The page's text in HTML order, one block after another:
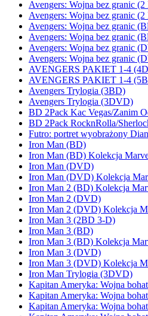
Avengers: Wojna bez granic
Avengers: Wojna bez granic
Avengers: Wojna bez granic
Avengers: Wojna bez granic
Avengers: Wojna bez granic
Avengers: Wojna bez granic
AVENGERS PAKIET 1-4
AVENGERS PAKIET 1-4
Avengers Trylogia (3BD)
Avengers Trylogia (3DVD)
BD 2Pack Kac Vegas/Zanim
BD 2Pack RocknRolla/
Futro: portret wyobrażony
Iron Man (BD)
Iron Man (BD) Kolekcja
Iron Man (DVD)
Iron Man (DVD) Kolekcja
Iron Man 2 (BD) Kolekcja
Iron Man 2 (DVD)
Iron Man 2 (DVD) Kolekcja
Iron Man 3 (2BD 3-D)
Iron Man 3 (BD)
Iron Man 3 (BD) Kolekcja
Iron Man 3 (DVD)
Iron Man 3 (DVD) Kolekcja
Iron Man Trylogia (3DVD)
Kapitan Ameryka: Wojna
Kapitan Ameryka: Wojna
Kapitan Ameryka: Wojna